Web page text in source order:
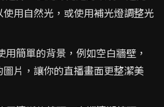
用自然光，或使用補光燈調整光
用簡單的背景，例如空白牆壁，
片，讓你的直播畫面更整潔美